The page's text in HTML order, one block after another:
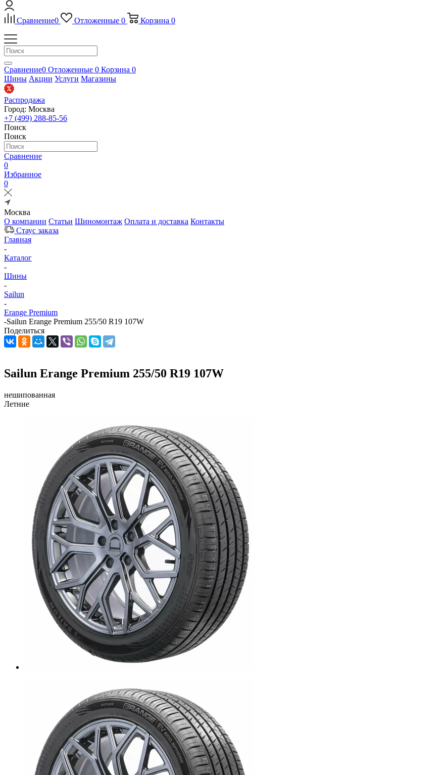
Сравнение0 Отложенные 0 Корзина 0
Сравнение0 Отложенные 0 Корзина 0
Шины Акции Услуги Магазины
Распродажа
Город: Москва
+7 (499) 288-85-56
Поиск
Поиск
Сравнение
0
Избранное
0
Москва
О компании Статьи Шиномонтаж Оплата и доставка Контакты
Стаус заказа
Главная
-
Каталог
-
Шины
-
Sailun
-
Erange Premium
-Sailun Erange Premium 255/50 R19 107W
Поделиться
Sailun Erange Premium 255/50 R19 107W
нешипованная
Летние